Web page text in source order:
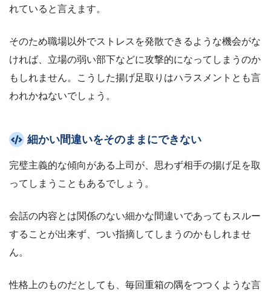
れていると言えます。
そのため職場以外でストレスを発散できるような機会がな
ければ、立場の弱い部下などに攻撃的になってしまうのか
もしれません。こうした揚げ足取りはハラスメントとも言
われかねないでしょう。
細かい間違いをそのままにできない
完璧主義的な傾向がある上司が、思わず相手の揚げ足を取
ってしまうこともあるでしょう。
会話の内容とは関係のない細かな間違いであってもスルー
することが出来ず、つい指摘してしまうのかもしれませ
ん。
性格上のものだとしても、毎回重箱の隅をつつくような言